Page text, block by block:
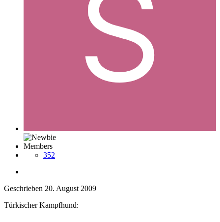
Members
352
Geschrieben 20. August 2009
Türkischer Kampfhund: